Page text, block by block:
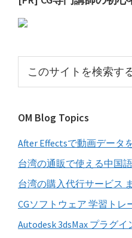
初
サ
イ
バ
ー
ト
検
索
す
る
OM Blog Topics
After Effectsで動画データ
台湾の通販で使える中国
台湾の購入代行サービス
CGソフトウェア 学習トレ
Autodesk 3dsMax プラグイ